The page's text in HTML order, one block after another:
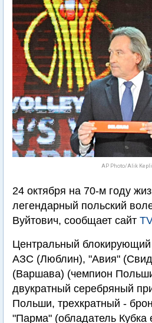
AP Photo/Alik
24 октября на 70-м году
легендарный польский
Вуйтович, сообщает сайт
Центральный
АЗС (Люблин), "Авия"
(Варшава) (чемпион
двукратный серебряный
Польши, трехкратный -
"Парма" (обладатель Кубка